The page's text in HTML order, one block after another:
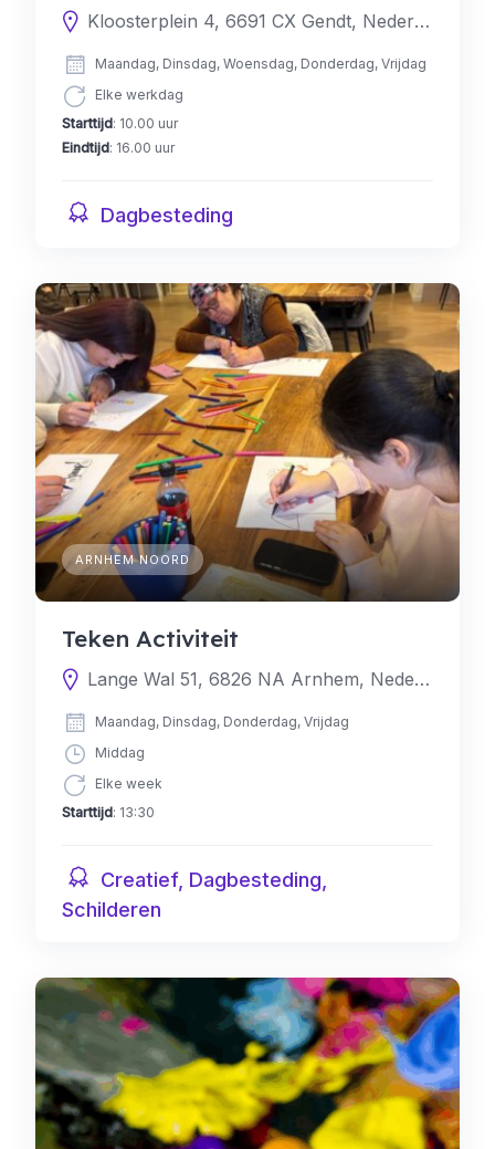
Kloosterplein 4, 6691 CX Gendt, Nederland
Maandag, Dinsdag, Woensdag, Donderdag, Vrijdag
Elke werkdag
Starttijd: 10.00 uur
Eindtijd: 16.00 uur
Dagbesteding
ARNHEM NOORD
Teken Activiteit
Lange Wal 51, 6826 NA Arnhem, Nederland
Maandag, Dinsdag, Donderdag, Vrijdag
Middag
Elke week
Starttijd: 13:30
Creatief, Dagbesteding,
Schilderen